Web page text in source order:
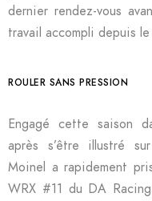
dernier rendez-vous
travail accompli depuis
ROULER SANS PRESSION
Engagé cette saison
après s’être illustré
Moinel a rapidement
WRX #11 du DA